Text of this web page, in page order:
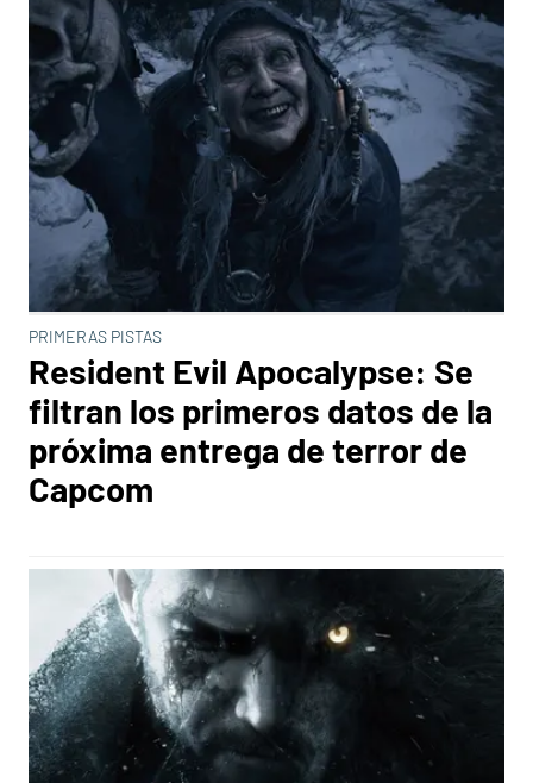
PRIMERAS PISTAS
Resident Evil Apocalypse: Se
filtran los primeros datos de la
próxima entrega de terror de
Capcom